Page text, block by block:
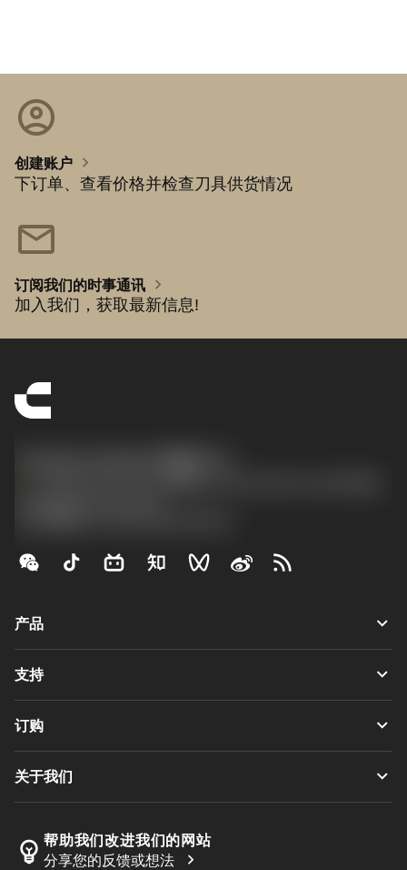
account_circle
创建账户 chevron_right
下订单、查看价格并检查刀具供货情况
mail
订阅我们的时事通讯 chevron_right
加入我们，获取最新信息!
产品 keyboard_arrow_down
Alle Software
Nachschleifen
支持 keyboard_arrow_down
Händler und Fachspezialisten
Rechner und Apps
订购 keyboard_arrow_down
Bestellung
Verfolgen Sie Ihre Bestellung
Ein Angebot erstellen
关于我们 keyboard_arrow_down
Manufacturing Wellness
Karriere
emoji_objects 帮助我们改进我们的网站
分享您的反馈或想法
chevron_right